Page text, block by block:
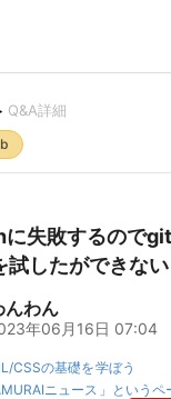
Q&A詳細
失敗するので
したができない
んわん
年06月16日 07:04
CSSの基礎を学ぼう
ニュース」というペ